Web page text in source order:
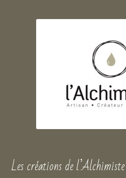
Les créations de l’Alchimiste